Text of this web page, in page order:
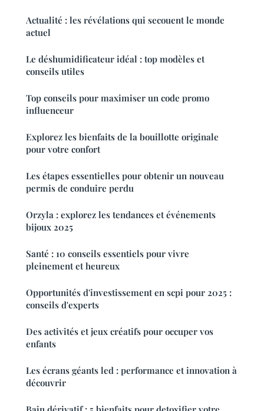
Actualité : les révélations qui secouent le monde
actuel
Le déshumidificateur idéal : top modèles et
conseils utiles
Top conseils pour maximiser un code promo
influenceur
Explorez les bienfaits de la bouillotte originale
pour votre confort
Les étapes essentielles pour obtenir un nouveau
permis de conduire perdu
Orzyla : explorez les tendances et événements
bijoux 2025
Santé : 10 conseils essentiels pour vivre
pleinement et heureux
Opportunités d'investissement en scpi pour 2025 :
conseils d'experts
Des activités et jeux créatifs pour occuper vos
enfants
Les écrans géants led : performance et innovation à
découvrir